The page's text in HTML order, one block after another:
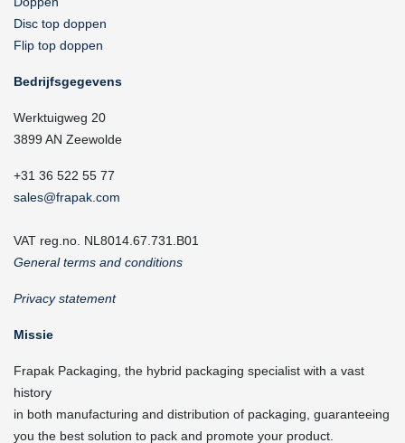
Disc top doppen
Flip top doppen
Bedrijfsgegevens
Werktuigweg 20
3899 AN Zeewolde
+31 36 522 55 77
sales@frapak.com
VAT reg.no. NL8014.67.731.B01
General terms and conditions
Privacy statement
Missie
Frapak Packaging, the hybrid packaging specialist with a vast
history
in both manufacturing and distribution of packaging, guaranteeing
you the best solution to pack and promote your product.